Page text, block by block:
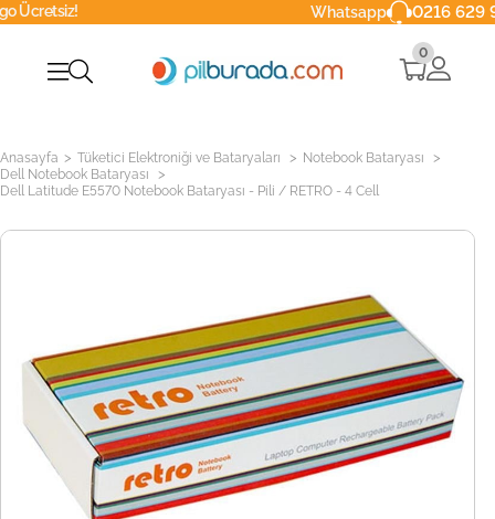
Whatsapp 0216 629 90 40
0
Anasayfa > Tüketici Elektroniği ve Bataryaları > Notebook Bataryası >
Dell Notebook Bataryası >
Dell Latitude E5570 Notebook Bataryası - Pili / RETRO - 4 Cell